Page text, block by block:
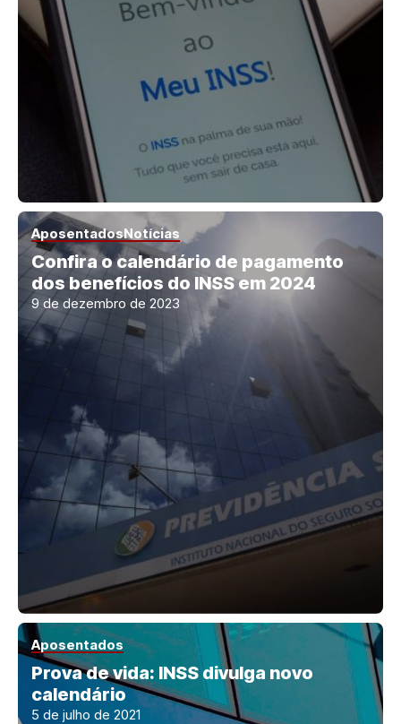
AposentadosNotícias
Confira o calendário de pagamento
dos benefícios do INSS em 2024
9 de dezembro de 2023
Aposentados
Prova de vida: INSS divulga novo
calendário
5 de julho de 2021